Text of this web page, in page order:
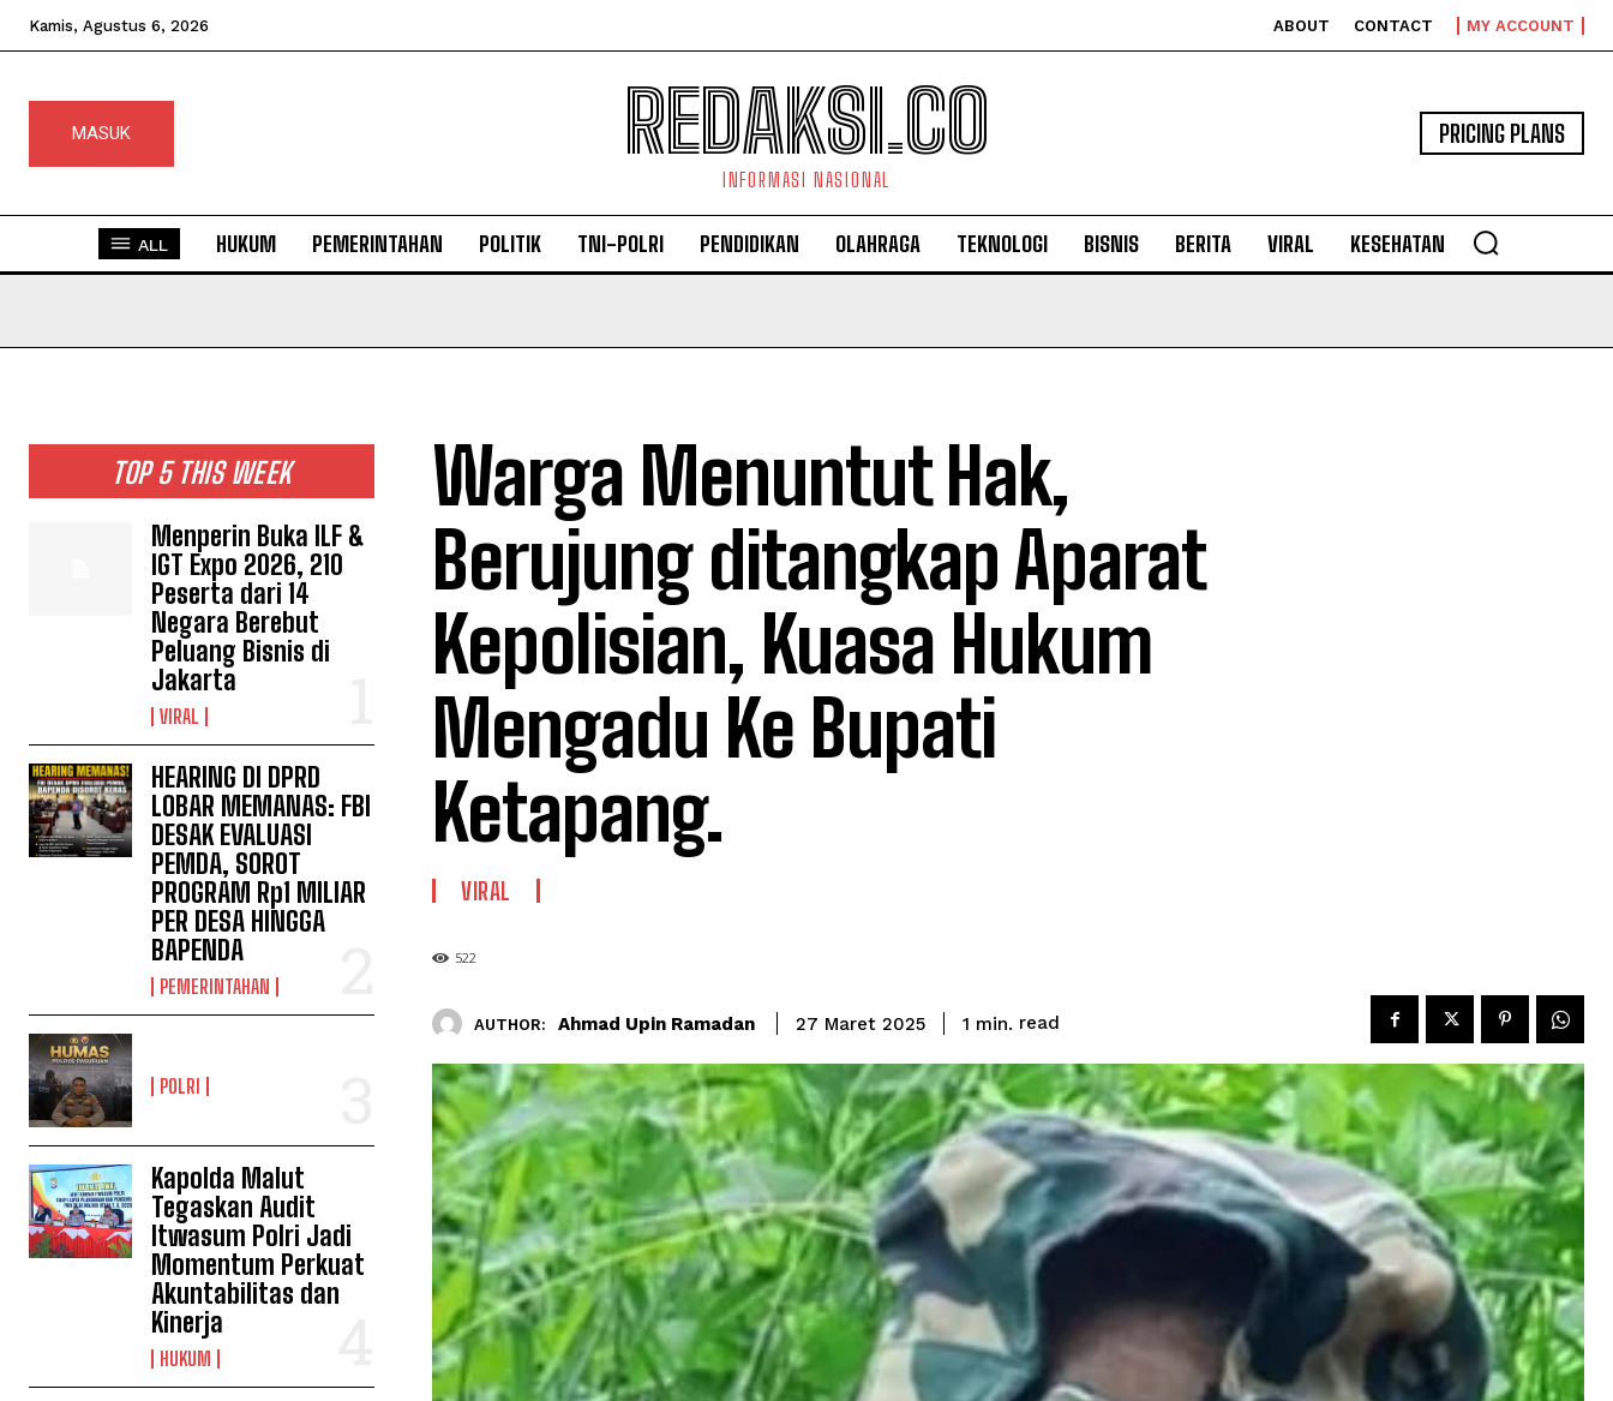
Kamis, Agustus 6, 2026 ABOUT CONTACT MY ACCOUNT
MASUK REDAKSI.CO
INFORMASI NASIONAL
PRICING PLANS
ALL HUKUM PEMERINTAHAN POLITIK TNI-POLRI PENDIDIKAN OLAHRAGA TEKNOLOGI BISNIS BERITA VIRAL KESEHATAN
TOP 5 THIS WEEK
Menperin Buka ILF &
IGT Expo 2026, 210
Peserta dari 14
Negara Berebut
Peluang Bisnis di
Jakarta
VIRAL
HEARING DI DPRD
LOBAR MEMANAS: FBI
DESAK EVALUASI
PEMDA, SOROT
PROGRAM Rp1 MILIAR
PER DESA HINGGA
BAPENDA
PEMERINTAHAN
POLRI
Kapolda Malut
Tegaskan Audit
Itwasum Polri Jadi
Momentum Perkuat
Akuntabilitas dan
Kinerja
HUKUM
Warga Menuntut Hak,
Berujung ditangkap Aparat
Kepolisian, Kuasa Hukum
Mengadu Ke Bupati
Ketapang.
VIRAL
522
AUTHOR: Ahmad Upin Ramadan 27 Maret 2025 1 min. read